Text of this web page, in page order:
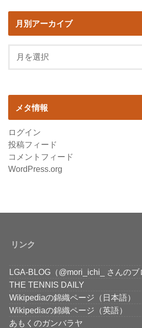
月別アーカイブ
メタ情報
ログイン
投稿フィード
コメントフィード
WordPress.org
リンク
LGA-BLOG（@mori_ichi_ さんのブ
THE TENNIS DAILY
Wikipediaの錦織ページ（日本語）
Wikipediaの錦織ページ（英語）
あもくのガンバラヤ